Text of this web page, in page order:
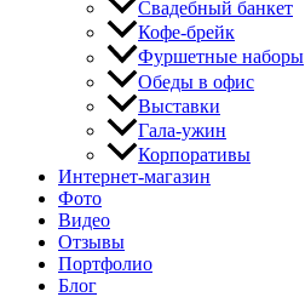
Свадебный банкет
Кофе-брейк
Фуршетные наборы
Обеды в офис
Выставки
Гала-ужин
Корпоративы
Интернет-магазин
Фото
Видео
Отзывы
Портфолио
Блог